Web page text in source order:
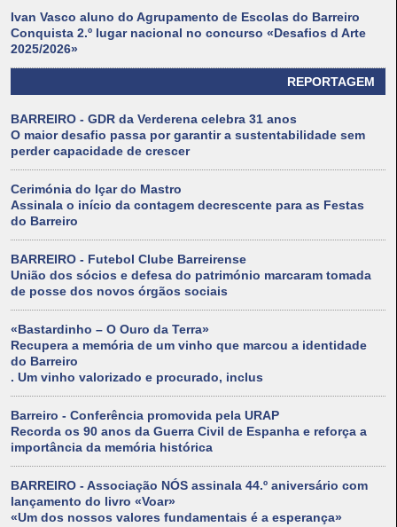
Ivan Vasco aluno do Agrupamento de Escolas do Barreiro
Conquista 2.º lugar nacional no concurso «Desafios d Arte
2025/2026»
REPORTAGEM
BARREIRO - GDR da Verderena celebra 31 anos
O maior desafio passa por garantir a sustentabilidade sem
perder capacidade de crescer
Cerimónia do Içar do Mastro
Assinala o início da contagem decrescente para as Festas
do Barreiro
BARREIRO - Futebol Clube Barreirense
União dos sócios e defesa do património marcaram tomada
de posse dos novos órgãos sociais
«Bastardinho – O Ouro da Terra»
Recupera a memória de um vinho que marcou a identidade
do Barreiro
. Um vinho valorizado e procurado, inclus
Barreiro - Conferência promovida pela URAP
Recorda os 90 anos da Guerra Civil de Espanha e reforça a
importância da memória histórica
BARREIRO - Associação NÓS assinala 44.º aniversário com
lançamento do livro «Voar»
«Um dos nossos valores fundamentais é a esperança»